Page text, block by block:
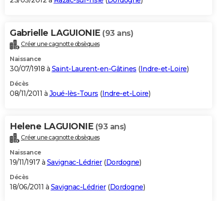
Gabrielle LAGUIONIE (93 ans)
Créer une cagnotte obsèques
Naissance
30/07/1918 à Saint-Laurent-en-Gâtines (Indre-et-Loire)
Décès
08/11/2011 à Joué-lès-Tours (Indre-et-Loire)
Helene LAGUIONIE (93 ans)
Créer une cagnotte obsèques
Naissance
19/11/1917 à Savignac-Lédrier(Dordogne)
Décès
18/06/2011 à Savignac-Lédrier(Dordogne)